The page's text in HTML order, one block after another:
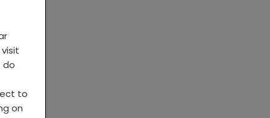
do
to
on